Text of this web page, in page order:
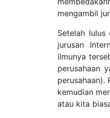
mengambil
Setelah lulus
jurusan
ilmunya
perusahaan
perusahaan).
kemudian
atau kita